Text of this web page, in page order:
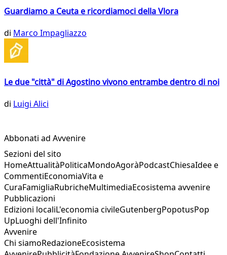
Guardiamo a Ceuta e ricordiamoci della Vlora
di Marco Impagliazzo
Le due "città" di Agostino vivono entrambe dentro di noi
di Luigi Alici
Abbonati ad Avvenire
Sezioni del sito
HomeAttualitàPoliticaMondoAgoràPodcastChiesaIdee e
CommentiEconomiaVita e
CuraFamigliaRubricheMultimediaEcosistema avvenire
Pubblicazioni
Edizioni localiL'economia civileGutenbergPopotusPop
UpLuoghi dell'Infinito
Avvenire
Chi siamoRedazioneEcosistema